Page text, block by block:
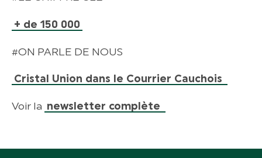
+ de 150 000
#ON PARLE DE NOUS
Cristal Union dans le Courrier Cauchois
Voir la newsletter complète